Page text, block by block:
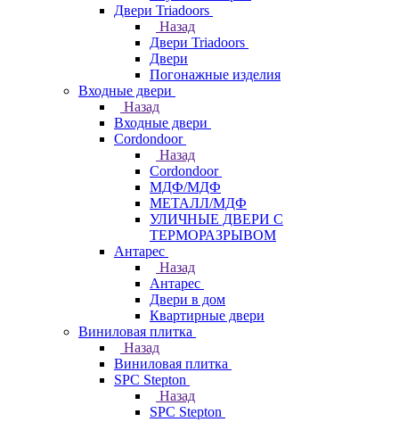
Двери Triadoors
Назад
Двери Triadoors
Двери
Погонажные изделия
Входные двери
Назад
Входные двери
Cordondoor
Назад
Cordondoor
МДФ/МДФ
МЕТАЛЛ/МДФ
УЛИЧНЫЕ ДВЕРИ С
ТЕРМОРАЗРЫВОМ
Антарес
Назад
Антарес
Двери в дом
Квартирные двери
Виниловая плитка
Назад
Виниловая плитка
SPC Stepton
Назад
SPC Stepton